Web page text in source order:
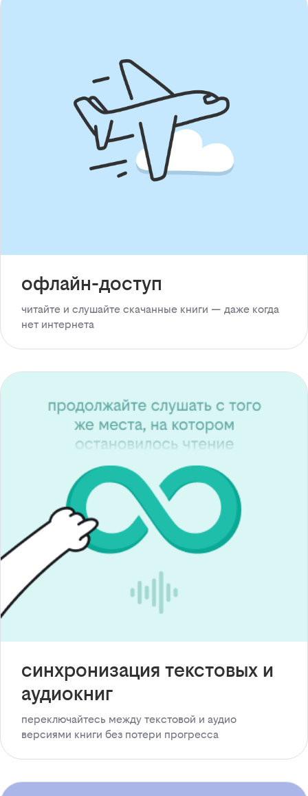
офлайн-доступ
читайте и слушайте скачанные книги — даже когда
нет интернета
синхронизация текстовых и
аудиокниг
переключайтесь между текстовой и аудио
версиями книги без потери прогресса